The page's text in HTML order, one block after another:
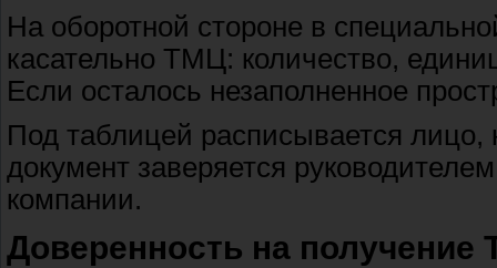
На оборотной стороне в
касательно ТМЦ: количество,
Если осталось незаполненное
Под таблицей расписывается лицо,
документ заверяется
компании.
Доверенность на получение